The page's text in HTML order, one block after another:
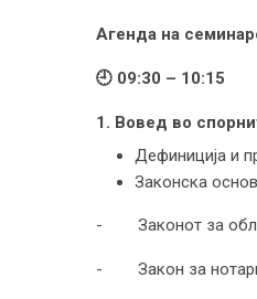
Агенда на
🕘 09:30 – 10:15
1. Вовед во
Дефиниција и
Законска
- Законот за
- Закон за